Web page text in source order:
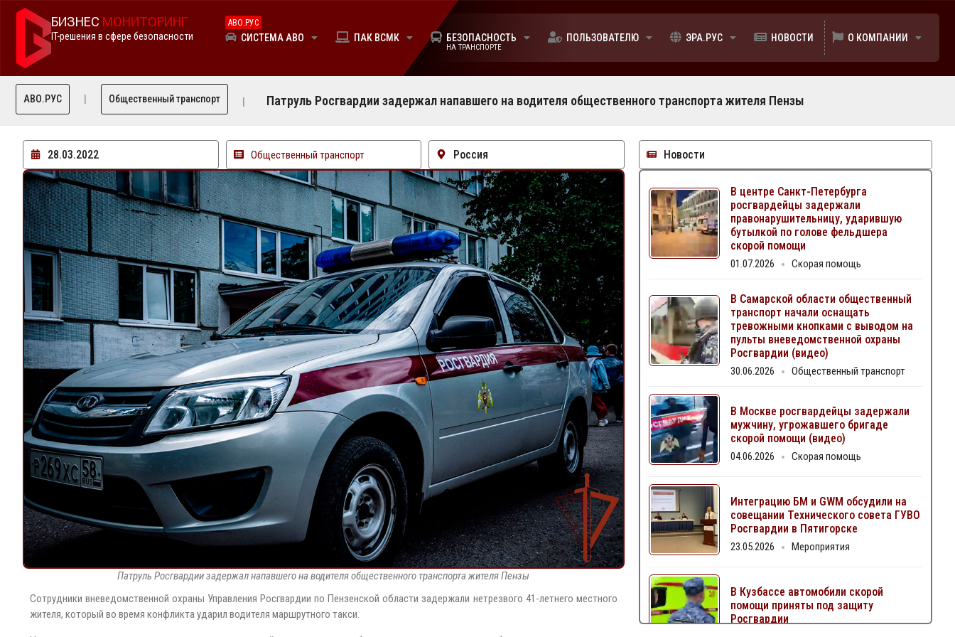
БИЗНЕС МОНИТОРИНГ
IT-решения в сфере безопасности СИСТЕМА АВО
АВО.РУС
ПАК ВСМК БЕЗОПАСНОСТЬ
НА ТРАНСПОРТЕ
ПОЛЬЗОВАТЕЛЮ ЭРА.РУС НОВОСТИ О КОМПАНИИ
АВО.РУС Общественный транспорт Патруль Росгвардии задержал напавшего на водителя общественного транспорта жителя Пензы
28.03.2022 Общественный транспорт Россия
Патруль Росгвардии задержал напавшего на водителя общественного транспорта жителя Пензы
Сотрудники вневедомственной охраны Управления Росгвардии по Пензенской области задержали нетрезвого 41-летнего местного
жителя, который во время конфликта ударил водителя маршрутного такси.
Новости
В центре Санкт-Петербурга
росгвардейцы задержали
правонарушительницу, ударившую
бутылкой по голове фельдшера
скорой помощи
01.07.2026 Скорая помощь
В Самарской области общественный
транспорт начали оснащать
тревожными кнопками с выводом на
пульты вневедомственной охраны
Росгвардии (видео)
30.06.2026 Общественный транспорт
В Москве росгвардейцы задержали
мужчину, угрожавшего бригаде
скорой помощи (видео)
04.06.2026 Скорая помощь
Интеграцию БМ и GWM обсудили на
совещании Технического совета ГУВО
Росгвардии в Пятигорске
23.05.2026 Мероприятия
В Кузбассе автомобили скорой
помощи приняты под защиту
Росгвардии